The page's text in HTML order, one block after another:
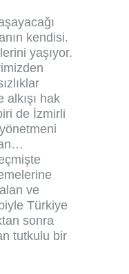
kendisi.
yaşıyor.
hak
de İzmirli
ve
Türkiye
sonra
tutkulu bir